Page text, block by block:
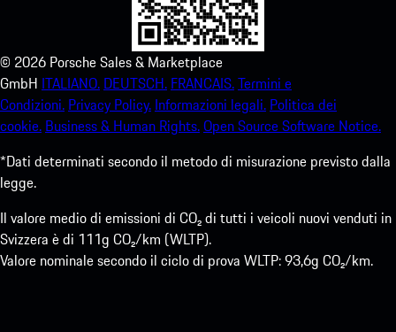
© 2026 Porsche Sales & Marketplace
GmbH ITALIANO. DEUTSCH. FRANCAIS.Termini e
Condizioni. Privacy Policy. Informazioni legali. Politica dei
cookie. Business & Human Rights.Open Source Software Notice.
*Dati determinati secondo il metodo di misurazione previsto dalla
legge.
Il valore medio di emissioni di CO₂ di tutti i veicoli nuovi venduti in
Svizzera è di 111g CO₂/km (WLTP).
Valore nominale secondo il ciclo di prova WLTP: 93,6g CO₂/km.